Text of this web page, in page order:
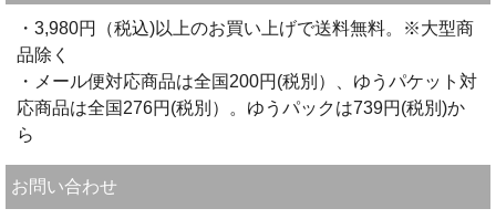
・3,980円（税込)以上のお買い上げで送料無料。※大型商
品除く
・メール便対応商品は全国200円(税別）、ゆうパケット対
応商品は全国276円(税別）。ゆうパックは739円(税別)か
ら
お問い合わせ